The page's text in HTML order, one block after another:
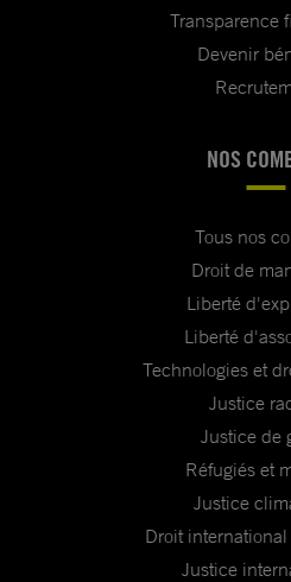
Transparence
Devenir
NOS
Tous nos
Droit de
Liberté
Liberté
Technologies et
Justice
Justice de
Réfugiés et
Justice
Droit
Justice